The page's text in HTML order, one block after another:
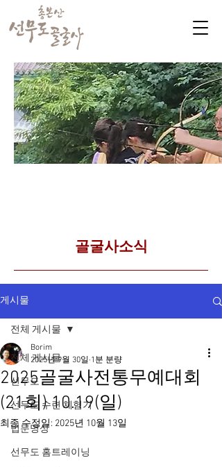
​골굴사소식
게시물
전체 게시물
선무도
선무도 수련 체험기
법문명상
선무도 홈트레이닝
전체 게시물
2025골굴사전통무예대회
(21회) 10.19(일)
Borim
2025년 9월 30일 1분 분량
최종 수정일: 2025년 10월 13일